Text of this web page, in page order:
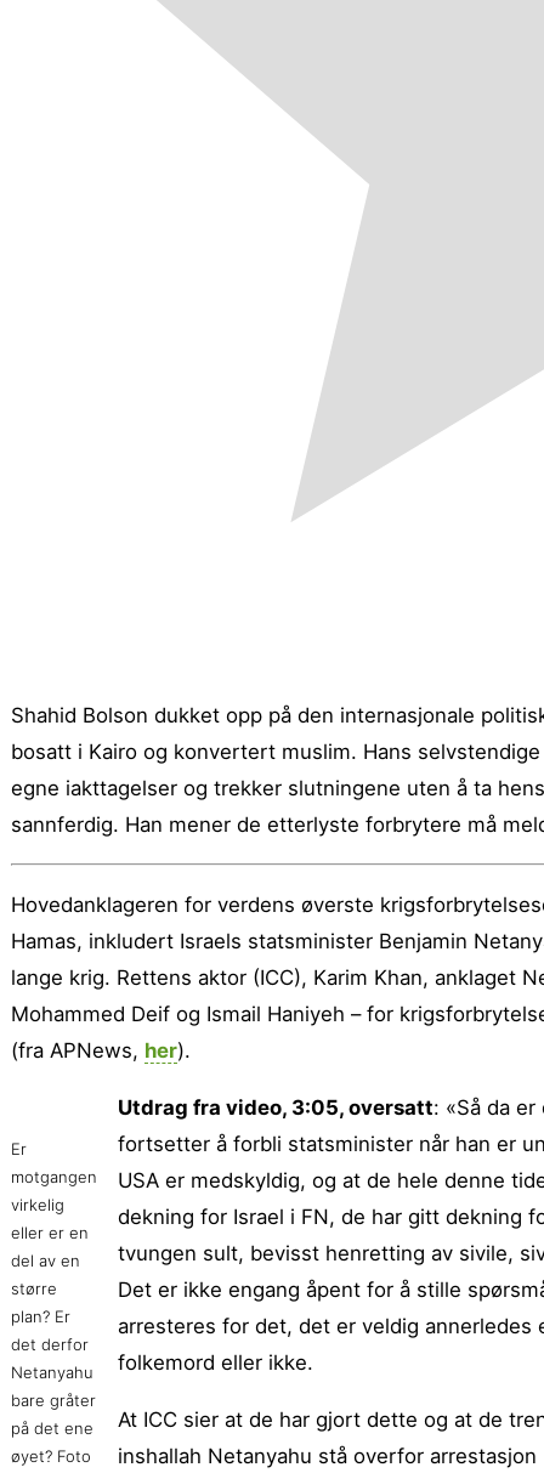
Shahid Bolson dukket opp på den internasjonale
bosatt i Kairo og konvertert muslim. Hans
egne iakttagelser og trekker slutningene uten å ta
sannferdig. Han mener de etterlyste forbrytere må
Hovedanklageren for verdens øverste
Hamas, inkludert Israels statsminister Benjamin
lange krig. Rettens aktor (ICC), Karim Khan, anklaget
Mohammed Deif og Ismail Haniyeh – for
(fra APNews, her).
Er
motgangen
virkelig
eller er en
del av en
større
plan? Er
det derfor
Netanyahu
bare gråter
på det ene
øyet? Foto
Utdrag fra video, 3:05, oversatt: «Så da
fortsetter å forbli statsminister når han er
USA er medskyldig, og at de hele denne
dekning for Israel i FN, de har gitt dekning
tvungen sult, bevisst henretting av sivile,
Det er ikke engang åpent for å stille
arresteres for det, det er veldig annerledes
folkemord eller ikke.
At ICC sier at de har gjort dette og at de
inshallah Netanyahu stå overfor